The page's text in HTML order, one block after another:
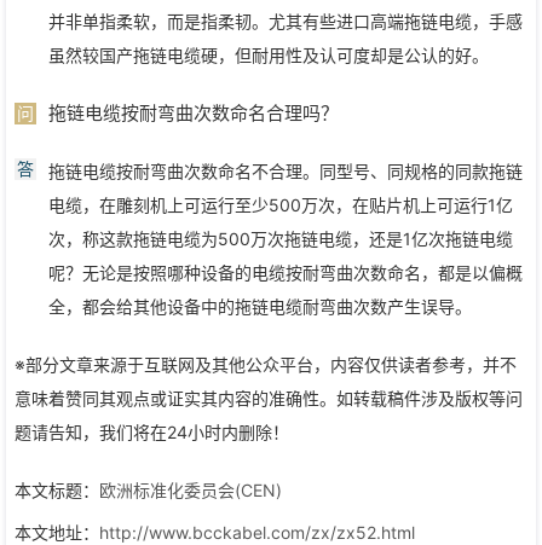
并非单指柔软，而是指柔韧。尤其有些进口高端拖链电缆，手感
虽然较国产拖链电缆硬，但耐用性及认可度却是公认的好。
问 拖链电缆按耐弯曲次数命名合理吗？
答
拖链电缆按耐弯曲次数命名不合理。同型号、同规格的同款拖链
电缆，在雕刻机上可运行至少500万次，在贴片机上可运行1亿
次，称这款拖链电缆为500万次拖链电缆，还是1亿次拖链电缆
呢？无论是按照哪种设备的电缆按耐弯曲次数命名，都是以偏概
全，都会给其他设备中的拖链电缆耐弯曲次数产生误导。
※部分文章来源于互联网及其他公众平台，内容仅供读者参考，并不
意味着赞同其观点或证实其内容的准确性。如转载稿件涉及版权等问
题请告知，我们将在24小时内删除！
本文标题： 欧洲标准化委员会(CEN)
本文地址： http://www.bcckabel.com/zx/zx52.html